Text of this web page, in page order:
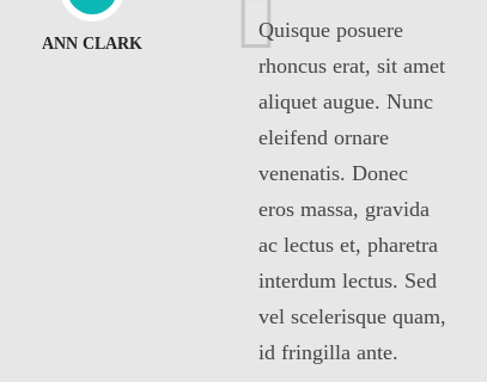
ANN CLARK
Quisque posuere
rhoncus erat, sit amet
aliquet augue. Nunc
eleifend ornare
venenatis. Donec
eros massa, gravida
ac lectus et, pharetra
interdum lectus. Sed
vel scelerisque quam,
id fringilla ante.